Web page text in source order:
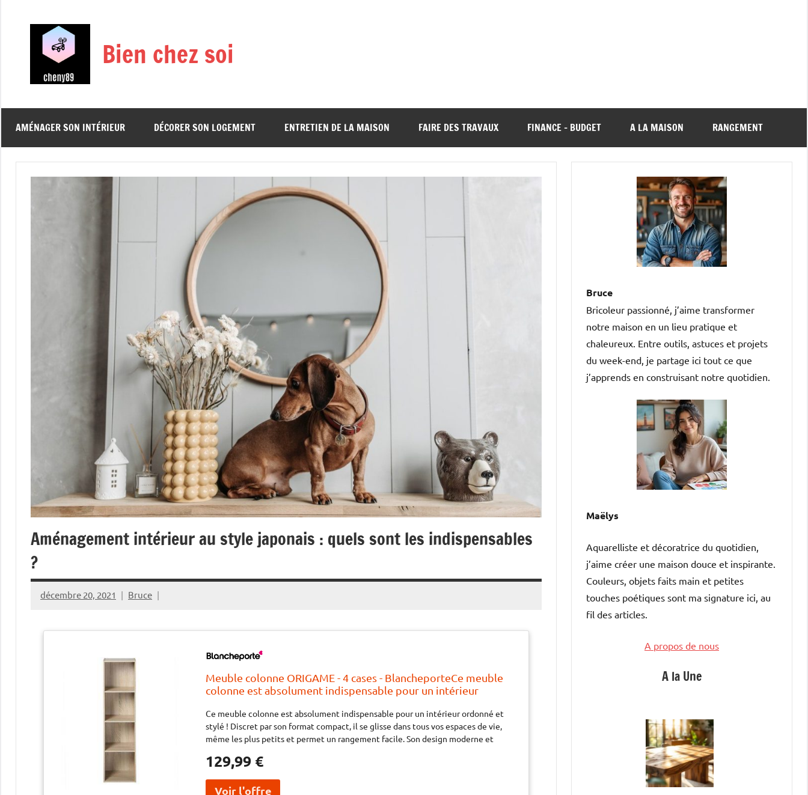
Bien chez soi
AMÉNAGER SON INTÉRIEUR DÉCORER SON LOGEMENT ENTRETIEN DE LA MAISON FAIRE DES TRAVAUX FINANCE – BUDGET A LA MAISON RANGEMENT
Aménagement intérieur au style japonais : quels sont les indispensables
?
décembre 20, 2021 Bruce
Meuble colonne ORIGAME - 4 cases - BlancheporteCe meuble
colonne est absolument indispensable pour un intérieur
dans tous vos espaces de vie, même les plus petits et permet un
rangement facil
Ce meuble colonne est absolument indispensable pour un intérieur ordonné et
stylé ! Discret par son format compact, il se glisse dans tous vos espaces de vie,
même les plus petits et permet un rangement facile. Son design moderne et
129,99 €
Bruce
Bricoleur passionné, j’aime transformer
notre maison en un lieu pratique et
chaleureux. Entre outils, astuces et projets
du week-end, je partage ici tout ce que
j’apprends en construisant notre quotidien.
Maëlys
Aquarelliste et décoratrice du quotidien,
j’aime créer une maison douce et inspirante.
Couleurs, objets faits main et petites
touches poétiques sont ma signature ici, au
fil des articles.
A propos de nous
A la Une